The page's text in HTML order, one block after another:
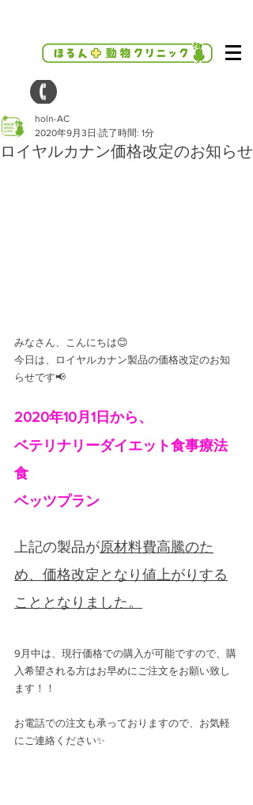
ロイヤルカナン価格改定のお知らせ
holn-AC
2020年9月3日 読了時間: 1分
みなさん、こんにちは😊
今日は、ロイヤルカナン製品の価格改定のお知
らせです📢
2020年10月1日から、
ベテリナリーダイエット食事療法
食
ベッツプラン
上記の製品が原材料費高騰のた
め、価格改定となり値上がりする
こととなりました。
9月中は、現行価格での購入が可能ですので、購
入希望される方はお早めにご注文をお願い致し
ます！！
お電話での注文も承っておりますので、お気軽
にご連絡ください✨